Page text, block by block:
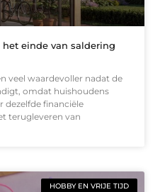
einde van saldering
veel waardevoller nadat de
omdat huishoudens
dezelfde financiële
terugleveren van
HOBBY EN VRIJE TIJD